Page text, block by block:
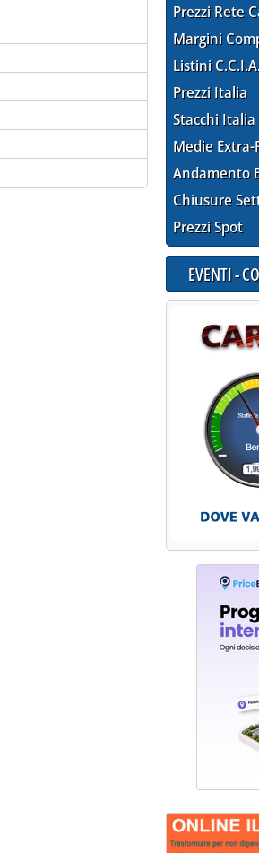
Prezzi Rete
Margini
Listini
Prezzi Italia
Stacchi Italia
Medie Extra-
Andamento
Chiusure
Prezzi Spot
EVENTI -